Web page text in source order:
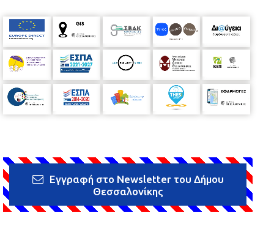
Εγγραφή στο Newsletter του Δήμου
Θεσσαλονίκης